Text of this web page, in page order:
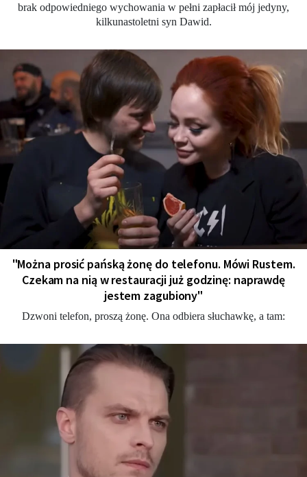
brak odpowiedniego wychowania w pełni zapłacił mój jedyny,
kilkunastoletni syn Dawid.
"Można prosić pańską żonę do telefonu. Mówi Rustem.
Czekam na nią w restauracji już godzinę: naprawdę
jestem zagubiony"
Dzwoni telefon, proszą żonę. Ona odbiera słuchawkę, a tam: